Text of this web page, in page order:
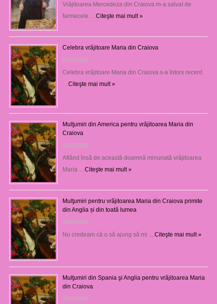
Vrăjitoarea Mercedeza din Craiova m-a salvat de
farmecele … Citeşte mai mult »
Celebra vrăjitoare Maria din Craiova
06/08/2026
Celebra vrăjitoare Maria din Craiova s-a întors recent
Citeşte mai mult »
Mulţumiri din America pentru vrăjitoarea Maria din
Craiova
31/07/2026
Aflând însă de această doamnă minunată vrăjitoarea
Maria … Citeşte mai mult »
Mulţumiri pentru vrăjitoarea Maria din Craiova primite
din Anglia și din toată lumea
29/07/2026
Nu credeam că o să ajung să mi … Citeşte mai mult »
Mulţumiri din Spania şi Anglia pentru vrăjitoarea Maria
din Craiova
28/07/2026